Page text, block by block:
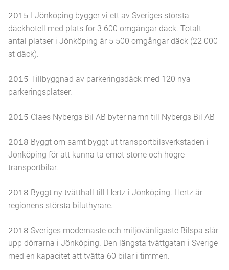
2015 I Jönköping bygger vi ett av Sveriges största
däckhotell med plats för 3 600 omgångar däck. Totalt
antal platser i Jönköping är 5 500 omgångar däck (22 000
st däck).
2015 Tillbyggnad av parkeringsdäck med 120 nya
parkeringsplatser.
2015 Claes Nybergs Bil AB byter namn till Nybergs Bil AB
2018 Byggt om samt byggt ut transportbilsverkstaden i
Jönköping för att kunna ta emot större och högre
transportbilar.
2018 Byggt ny tvätthall till Hertz i Jönköping. Hertz är
regionens största biluthyrare.
2018 Sveriges modernaste och miljövänligaste Bilspa slår
upp dörrarna i Jönköping. Den längsta tvättgatan i Sverige
med en kapacitet att tvätta 60 bilar i timmen.